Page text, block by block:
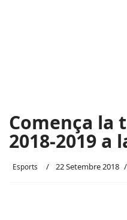
Comença la
2018-2019 a
Esports 22 Setembre 2018